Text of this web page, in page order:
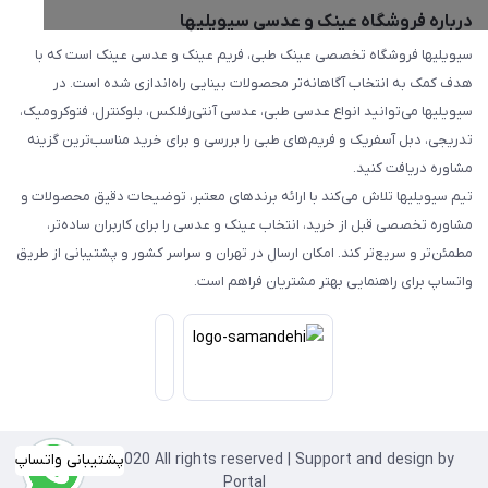
درباره فروشگاه عینک و عدسی سیویلیها
سیویلیها فروشگاه تخصصی عینک طبی، فریم عینک و عدسی عینک است که با
هدف کمک به انتخاب آگاهانه‌تر محصولات بینایی راه‌اندازی شده است. در
سیویلیها می‌توانید انواع عدسی طبی، عدسی آنتی‌رفلکس، بلوکنترل، فتوکرومیک،
تدریجی، دبل آسفریک و فریم‌های طبی را بررسی و برای خرید مناسب‌ترین گزینه
مشاوره دریافت کنید.
تیم سیویلیها تلاش می‌کند با ارائه برندهای معتبر، توضیحات دقیق محصولات و
مشاوره تخصصی قبل از خرید، انتخاب عینک و عدسی را برای کاربران ساده‌تر،
مطمئن‌تر و سریع‌تر کند. امکان ارسال در تهران و سراسر کشور و پشتیبانی از طریق
واتساپ برای راهنمایی بهتر مشتریان فراهم است.
پشتیبانی واتساپ
Copyright©2020 All rights reserved | Support and design by
Portal